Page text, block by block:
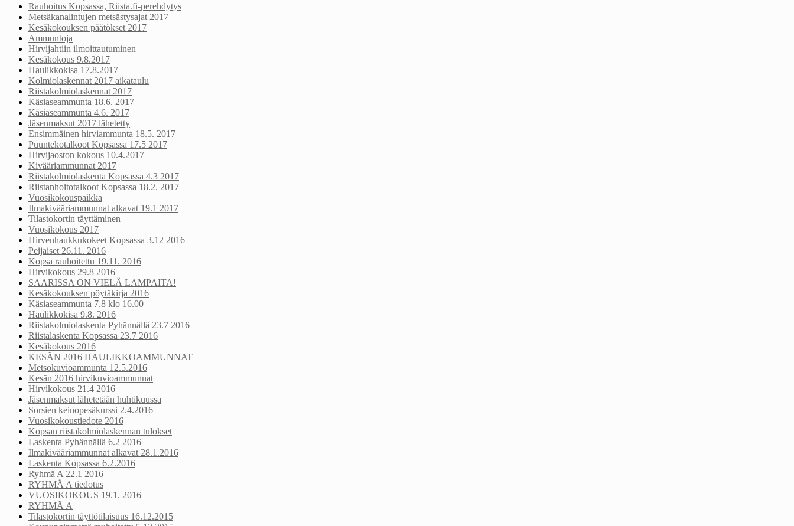
Rauhoitus Kopsassa, Riista.fi-perehdytys
Metsäkanalintujen metsästysajat 2017
Kesäkokouksen päätökset 2017
Ammuntoja
Hirvijahtiin ilmoittautuminen
Kesäkokous 9.8.2017
Haulikkokisa 17.8.2017
Kolmiolaskennat 2017 aikataulu
Riistakolmiolaskennat 2017
Käsiaseammunta 18.6. 2017
Käsiaseammunta 4.6. 2017
Jäsenmaksut 2017 lähetetty
Ensimmäinen hirviammunta 18.5. 2017
Puuntekotalkoot Kopsassa 17.5 2017
Hirvijaoston kokous 10.4.2017
Kivääriammunnat 2017
Riistakolmiolaskenta Kopsassa 4.3 2017
Riistanhoitotalkoot Kopsassa 18.2. 2017
Vuosikokouspaikka
Ilmakivääriammunnat alkavat 19.1 2017
Tilastokortin täyttäminen
Vuosikokous 2017
Hirvenhaukkukokeet Kopsassa 3.12 2016
Peijaiset 26.11. 2016
Kopsa rauhoitettu 19.11. 2016
Hirvikokous 29.8 2016
SAARISSA ON VIELÄ LAMPAITA!
Kesäkokouksen pöytäkirja 2016
Käsiaseammunta 7.8 klo 16.00
Haulikkokisa 9.8. 2016
Riistakolmiolaskenta Pyhännällä 23.7 2016
Riistalaskenta Kopsassa 23.7 2016
Kesäkokous 2016
KESÄN 2016 HAULIKKOAMMUNNAT
Metsokuvioammunta 12.5.2016
Kesän 2016 hirvikuvioammunnat
Hirvikokous 21.4 2016
Jäsenmaksut lähetetään huhtikuussa
Sorsien keinopesäkurssi 2.4.2016
Vuosikokoustiedote 2016
Kopsan riistakolmiolaskennan tulokset
Laskenta Pyhännällä 6.2 2016
Ilmakivääriammunnat alkavat 28.1.2016
Laskenta Kopsassa 6.2.2016
Ryhmä A 22.1 2016
RYHMÄ A tiedotus
VUOSIKOKOUS 19.1. 2016
RYHMÄ A
Tilastokortin täyttötilaisuus 16.12.2015